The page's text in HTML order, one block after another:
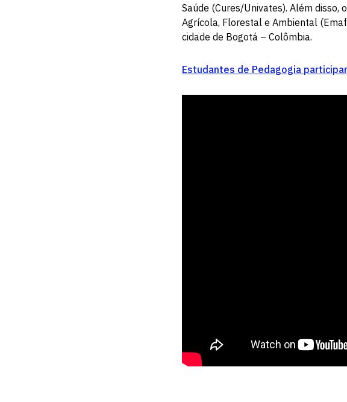
Saúde (Cures/Univates). Além disso,
Agrícola, Florestal e Ambiental
cidade de Bogotá – Colômbia.
Estudantes de Pedagogia